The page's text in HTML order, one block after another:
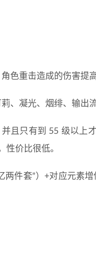
色重击造成的伤害提高
、凝光、烟绯、输出
且只有到 55 级以上
性价比很低。
件套”）+对应元素